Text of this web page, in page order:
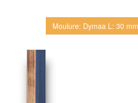
Moulure: Dymaa L: 30